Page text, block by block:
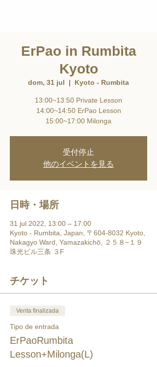
ErPao in Rumbita
Kyoto
dom, 31 jul
  |
Kyoto - Rumbita
13:00~13:50 Private Lesson
14:00~14:50 ErPao Lesson
15:00~17:00 Milonga
受付停止
他のイベントを見る
日時・場所
31 jul 2022, 13:00 – 17:00
Kyoto - Rumbita, Japan, 〒604-8032 Kyoto,
Nakagyo Ward, Yamazakichō, ２５８−１９
珠光ビル三条 ３F
チケット
Venta finalizada
Tipo de entrada
ErPaoRumbita
Lesson+Milonga(L)